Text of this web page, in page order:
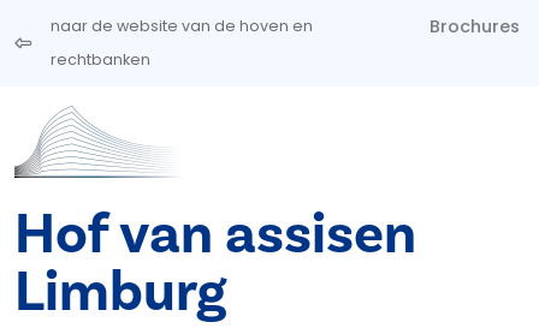
Overslaan en naar de inhoud gaan
naar de website van de hoven en
rechtbanken
Brochures
Hof van assisen
Limburg